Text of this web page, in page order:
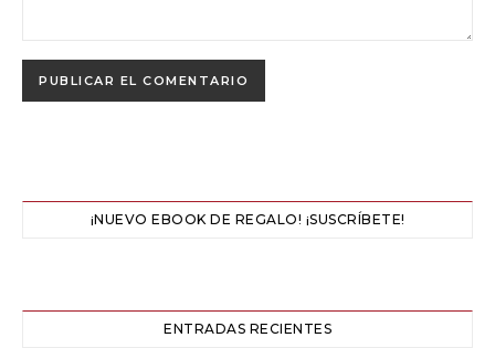
¡NUEVO EBOOK DE REGALO! ¡SUSCRÍBETE!
ENTRADAS RECIENTES